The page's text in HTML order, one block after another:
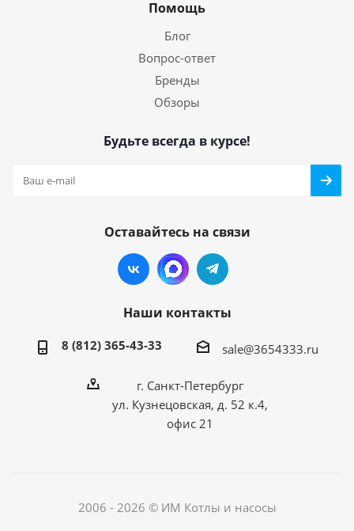
Помощь
Блог
Вопрос-ответ
Бренды
Обзоры
Будьте всегда в курсе!
Оставайтесь на связи
Наши контакты
8 (812) 365-43-33 sale@3654333.ru
г. Санкт-Петербург
ул. Кузнецовская, д. 52 к.4,
офис 21
2006 - 2026 © ИМ Котлы и насосы